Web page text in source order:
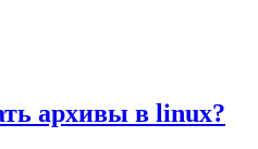
архивы в linux?